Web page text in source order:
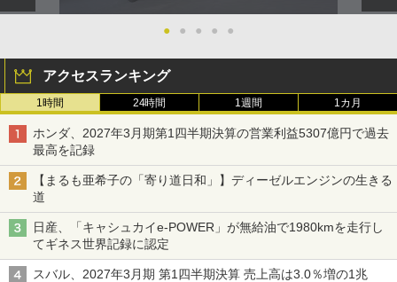
● ● ● ● ●
アクセスランキング
1時間 24時間 1週間 1カ月
ホンダ、2027年3月期第1四半期決算の営業利益5307億円で過去
最高を記録
【まるも亜希子の「寄り道日和」】ディーゼルエンジンの生きる
道
日産、「キャシュカイe-POWER」が無給油で1980kmを走行し
てギネス世界記録に認定
スバル、2027年3月期 第1四半期決算 売上高は3.0％増の1兆